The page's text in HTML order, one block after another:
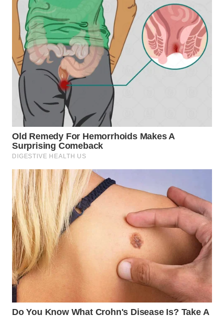
WN
DEPOK
WN
TAPANULI
UTARA
SAMOSIR
WN
PADANG
LAWAS
WN
SUMEDANG
WN
CIANJUR
WN
KEPULAUAN
SERIBU
WN
TANGERANG